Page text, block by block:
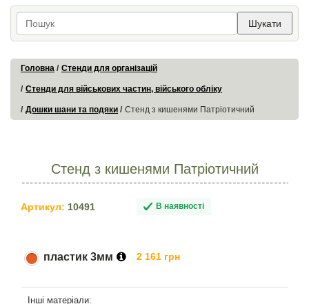
Шукати
Головна Стенди для організацій
Стенди для військових частин, війського обліку
Дошки шани та подяки Стенд з кишенями Патріотичний
Стенд з кишенями Патріотичний
Артикул: 10491 В наявності
пластик 3мм 2 161 грн